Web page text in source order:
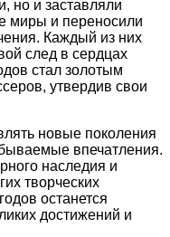
но и заставляли
миры и переносили
Каждый из них
след в сердцах
стал золотым
утвердив свои
новые поколения
впечатления.
наследия и
творческих
останется
достижений и